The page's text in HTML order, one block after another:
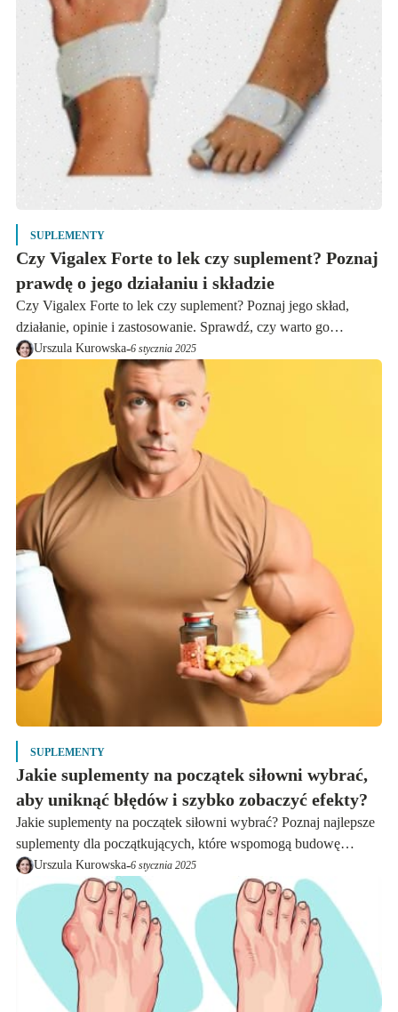
SUPLEMENTY
Czy Vigalex Forte to lek czy suplement? Poznaj
prawdę o jego działaniu i składzie
Czy Vigalex Forte to lek czy suplement? Poznaj jego skład,
działanie, opinie i zastosowanie. Sprawdź, czy warto go
stosować i gdzie kupić w dobrej cenie.
Urszula Kurowska-6 stycznia 2025
SUPLEMENTY
Jakie suplementy na początek siłowni wybrać,
aby uniknąć błędów i szybko zobaczyć efekty?
Jakie suplementy na początek siłowni wybrać? Poznaj najlepsze
suplementy dla początkujących, które wspomogą budowę
mięśni, regenerację i wydolność. Uniknij błędów i zobacz efekty
szybciej!
Urszula Kurowska-6 stycznia 2025